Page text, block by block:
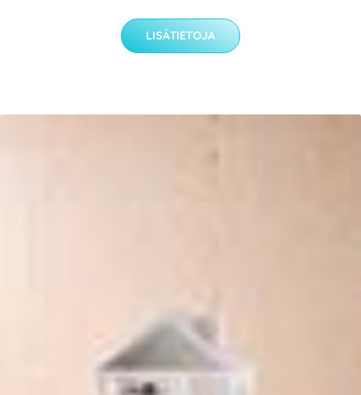
LISÄTIETOJA